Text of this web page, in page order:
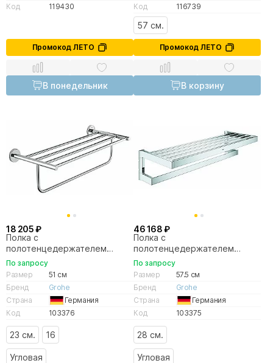
Код
119430
Промокод ЛЕТО
В понедельник
Код
116739
57 см.
Промокод ЛЕТО
В корзину
18 205 ₽
Полка с
полотенцедержателем
Grohe BauCosmopolitan
40462001
По запросу
Размер
51 см
Бренд
Grohe
Страна
Германия
Код
103376
23 см. 16
Угловая
46 168 ₽
Полка с
полотенцедержателем
Grohe Selection Cube
40804000
По запросу
Размер
57.5 см
Бренд
Grohe
Страна
Германия
Код
103375
28 см.
Угловая